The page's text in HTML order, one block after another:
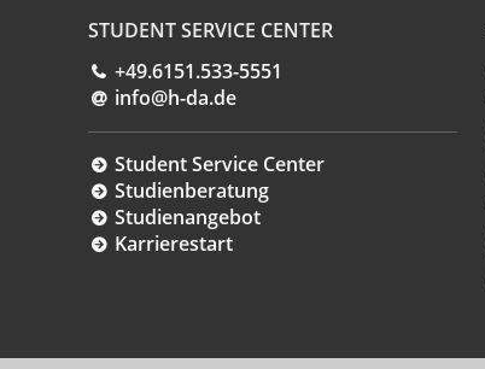
STUDENT SERVICE CENTER
+49.6151.533-5551
info@h-da.de
Student Service Center
Studienberatung
Studienangebot
Karrierestart